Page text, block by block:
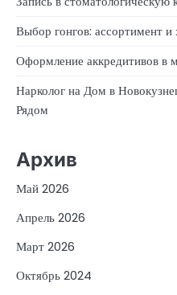
Выбор гонгов: ассортимент и
Оформление аккредитивов в
Нарколог на Дом в
Рядом
Архив
Май 2026
Апрель 2026
Март 2026
Октябрь 2024